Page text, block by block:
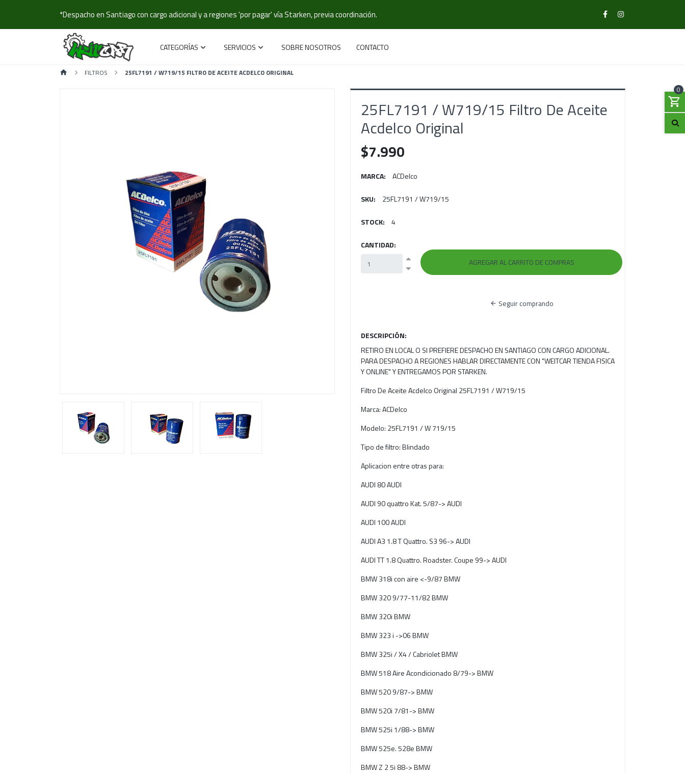
*Despacho en Santiago con cargo adicional y a regiones 'por pagar' vía Starken, previa coordinación.
CATEGORÍAS SERVICIOS SOBRE NOSOTROS CONTACTO
0
FILTROS 25FL7191 / W719/15 FILTRO DE ACEITE ACDELCO ORIGINAL
25FL7191 / W719/15 Filtro De Aceite
Acdelco Original
$7.990
MARCA: ACDelco
SKU: 25FL7191 / W719/15
STOCK: 4
CANTIDAD:
Seguir comprando
DESCRIPCIÓN:
RETIRO EN LOCAL O SI PREFIERE DESPACHO EN SANTIAGO CON CARGO ADICIONAL.
PARA DESPACHO A REGIONES HABLAR DIRECTAMENTE CON "WEITCAR TIENDA FISICA
Y ONLINE" Y ENTREGAMOS POR STARKEN.
Filtro De Aceite Acdelco Original 25FL7191 / W719/15
Marca: ACDelco
Modelo: 25FL7191 / W 719/15
Tipo de filtro: Blindado
Aplicacion entre otras para:
AUDI 80 AUDI
AUDI 90 quattro Kat. 5/87-> AUDI
AUDI 100 AUDI
AUDI A3 1.8 T Quattro. S3 96-> AUDI
AUDI TT 1.8 Quattro. Roadster. Coupe 99-> AUDI
BMW 318i con aire <-9/87 BMW
BMW 320 9/77-11/82 BMW
BMW 320i BMW
BMW 323 i ->06 BMW
BMW 325i / X4 / Cabriolet BMW
BMW 518 Aire Acondicionado 8/79-> BMW
BMW 520 9/87-> BMW
BMW 520i 7/81-> BMW
BMW 525i 1/88-> BMW
BMW 525e. 528e BMW
BMW Z 2 5i 88-> BMW